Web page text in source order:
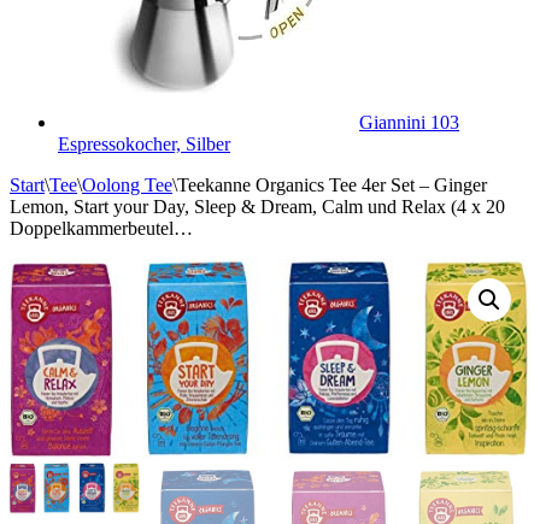
Giannini 103
Espressokocher, Silber
Start\Tee\Oolong Tee\Teekanne Organics Tee 4er Set – Ginger
Lemon, Start your Day, Sleep & Dream, Calm und Relax (4 x 20
Doppelkammerbeutel…